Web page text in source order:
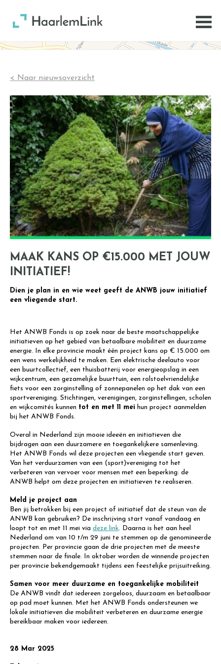
< Naar nieuwsoverzicht
MAAK KANS OP €15.000 MET JOUW
INITIATIEF!
Dien je plan in en wie weet geeft de ANWB jouw initiatief
een vliegende start.
Het ANWB Fonds is op zoek naar de beste maatschappelijke
initiatieven op het gebied van betaalbare mobiliteit en duurzame
energie. In elke provincie maakt één project kans op € 15.000 om
een wens werkelijkheid te maken. Een elektrische deelauto voor
een buurtcollectief, een thuisbatterij voor energieopslag in een
wijkcentrum, een gezamelijke buurttuin, een rolstoelvriendelijke
fiets voor een zorginstelling of zonnepanelen op het dak van een
sportvereniging. Stichtingen, verenigingen, zorginstellingen, scholen
en wijkcomités kunnen tot en met 11 mei hun project aanmelden
bij het ANWB Fonds.
Overal in Nederland zijn mooie ideeën en initiatieven die
bijdragen aan een duurzamere en toegankelijkere samenleving.
Het ANWB Fonds wil deze projecten een vliegende start geven.
Van het verduurzamen van een (sport)vereniging tot het
verbeteren van vervoer voor mensen met een beperking: de
ANWB helpt om deze projecten en initiatieven te realiseren.
Meld je project aan
Ben jij betrokken bij een project of initiatief dat de steun van de
ANWB kan gebruiken? De inschrijving start vanaf vandaag en
loopt tot en met 11 mei via deze link. Daarna is het aan heel
Nederland om van 10 t/m 29 juni te stemmen op de genomineerde
projecten. Per provincie gaan de drie projecten met de meeste
stemmen naar de finale. In oktober worden de winnende projecten
per provincie bekendgemaakt tijdens een feestelijke prijsuitreiking.
Samen voor meer duurzame en toegankelijke mobiliteit
De ANWB vindt dat iedereen zorgeloos, duurzaam en betaalbaar
op pad moet kunnen. Met het ANWB Fonds ondersteunen we
lokale initiatieven die mobiliteit verbeteren en duurzame energie
bereikbaar maken voor iedereen.
28 Mar 2025